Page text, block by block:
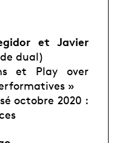
et Javier
dual)
et Play over
»
octobre 2020 :